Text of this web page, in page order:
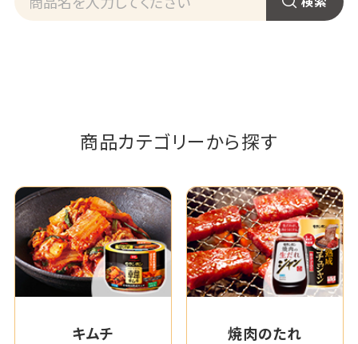
商品カテゴリーから探す
キムチ 焼肉のたれ